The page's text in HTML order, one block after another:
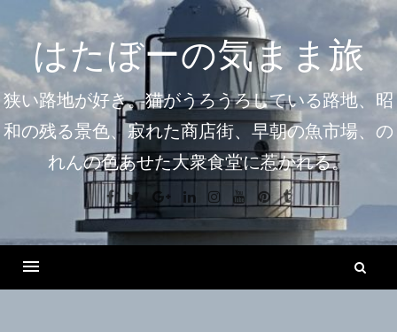
ン
ツ
へ
はたぼーの気まま旅
狭い路地が好き。猫がうろうろしている路地、昭
和の残る景色、寂れた商店街、早朝の魚市場、の
れんの色あせた大衆食堂に惹かれる。
Facebook
Twitter Google+
LinkedinInstagramYoutubePinterestTumblr